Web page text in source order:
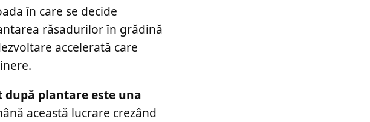
în care se decide
răsadurilor în grădină
accelerată care
plantare este una
această lucrare crezând